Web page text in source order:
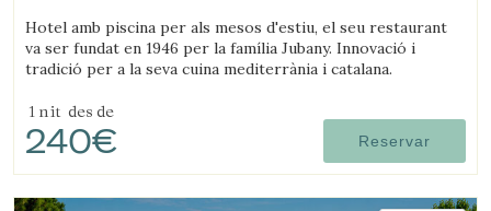
Hotel amb piscina per als mesos d'estiu, el seu restaurant
va ser fundat en 1946 per la família Jubany. Innovació i
tradició per a la seva cuina mediterrània i catalana.
1 nit des de
240€ Reservar